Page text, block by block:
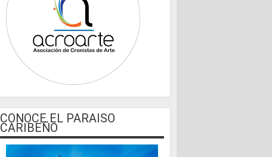
CONOCE EL PARAISO
CARIBEÑO